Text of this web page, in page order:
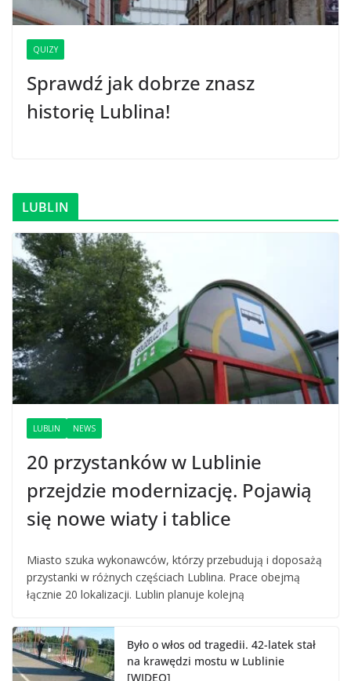
QUIZY
Sprawdź jak dobrze znasz
historię Lublina!
LUBLIN
LUBLIN NEWS
20 przystanków w Lublinie
przejdzie modernizację. Pojawią
się nowe wiaty i tablice
Miasto szuka wykonawców, którzy przebudują i doposażą
przystanki w różnych częściach Lublina. Prace obejmą
łącznie 20 lokalizacji. Lublin planuje kolejną
Było o włos od tragedii. 42-latek stał
na krawędzi mostu w Lublinie
[WIDEO]